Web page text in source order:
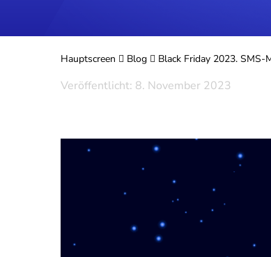
Hauptscreen Blog Black Friday 2023.
Veröffentlicht: 8. November 2023